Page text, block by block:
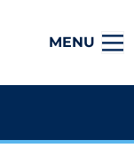
MENU